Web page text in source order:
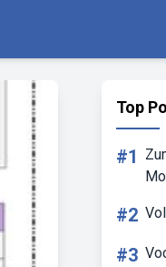
Top
#1
#2
#3